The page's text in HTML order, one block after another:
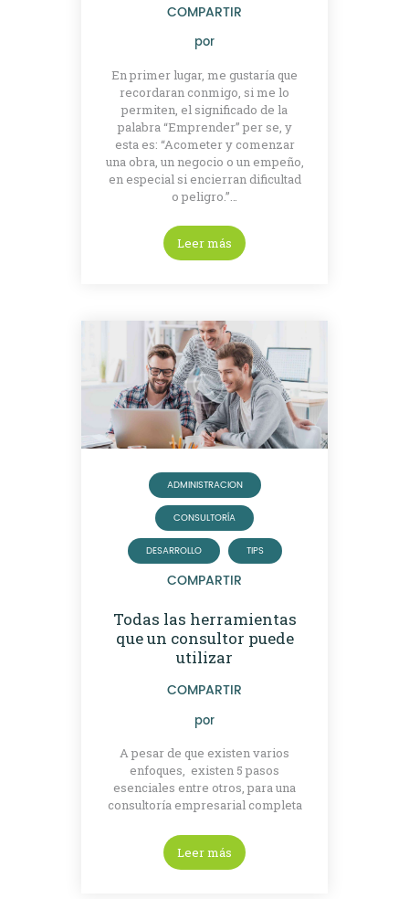
COMPARTIR
por
En primer lugar, me gustaría que
recordaran conmigo, si me lo
permiten, el significado de la
palabra “Emprender” per se, y
esta es: “Acometer y comenzar
una obra, un negocio o un empeño,
en especial si encierran dificultad
o peligro.”…
Leer más
ADMINISTRACION
CONSULTORÍA
DESARROLLO TIPS
COMPARTIR
Todas las herramientas
que un consultor puede
utilizar
COMPARTIR
por
A pesar de que existen varios
enfoques, existen 5 pasos
esenciales entre otros, para una
consultoría empresarial completa
Leer más